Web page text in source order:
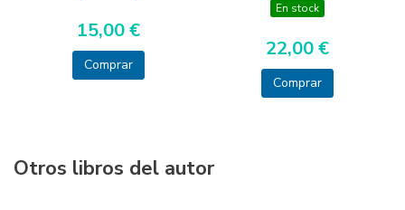
15,00 €
Comprar
En stock
22,00 €
Comprar
Otros libros del autor